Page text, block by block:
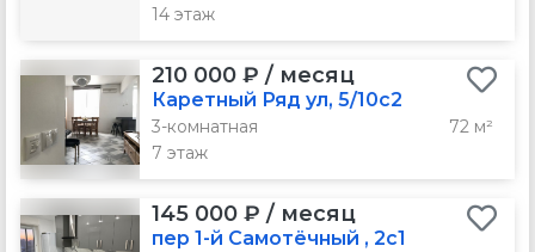
14 этаж
210 000 ₽ / месяц
Каретный Ряд ул, 5/10с2
3-комнатная
72 м²
7 этаж
145 000 ₽ / месяц
пер 1-й Самотёчный , 2с1